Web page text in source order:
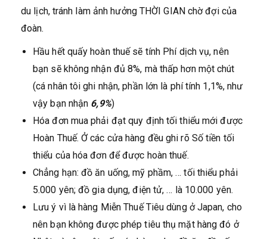
du lịch, tránh làm ảnh hưởng THỜI GIAN chờ đợi của
đoàn.
Hầu hết quấy hoàn thuế sẽ tính Phí dịch vụ, nên
bạn sẽ không nhận đủ 8%, mà thấp hơn một chút
(cá nhân tôi ghi nhận, phần lớn là phí tính 1,1%, như
vậy bạn nhận 6,9%)
Hóa đơn mua phải đạt quy định tối thiểu mới được
Hoàn Thuế. Ở các cửa hàng đều ghi rõ Số tiền tối
thiểu của hóa đơn để được hoàn thuế.
Chẳng hạn: đồ ăn uống, mỹ phầm, … tối thiểu phải
5.000 yên; đồ gia dụng, điện tử, … là 10.000 yên.
Lưu ý vì là hàng Miễn Thuế Tiêu dùng ở Japan, cho
nên bạn không được phép tiêu thụ mặt hàng đó ở